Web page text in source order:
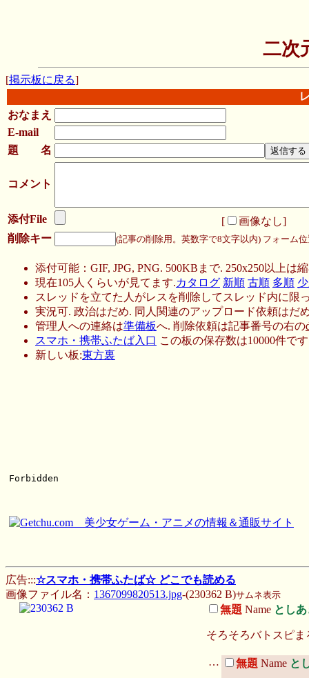
二次
[掲示板に戻る]
おなまえ
E-mail
題 名
コメント
添付File [ 画像なし]
削除キー
(記事の削除用。英数字で8文字以内) フォーム
添付可能：GIF, JPG, PNG. 500KBまで. 250x250以上は
現在105人くらいが見てます.カタログ 新順 古順 多順
スレッドを立てた人がレスを削除してスレッド内に限
実況可. 政治はだめ. 同人関連のアップロード依頼はだ
管理人への連絡は準備板へ. 削除依頼は記事番号の右の
スマホ・携帯ふたば入口 この板の保存数は10000件で
新しい板:東方裏
広告:::☆スマホ・携帯ふたば☆ どこでも読める
画像ファイル名： 1367099820513.jpg-(230362 B)サムネ表示
無題 Name とし
そろそろバトスピ
… 無題 Name と